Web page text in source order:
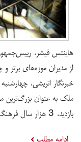
هاینتس فیشر،
از مدیران موزه‌های برتر
ملک به عنوان بزرگ‌ترین
بازدید، 3 هزار سال فرهنگ و تمدن ایران و اسلام را نظاره‌گر شدند.